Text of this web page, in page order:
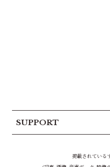
SUPPORT
掲載されている